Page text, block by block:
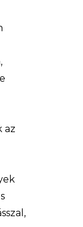
az